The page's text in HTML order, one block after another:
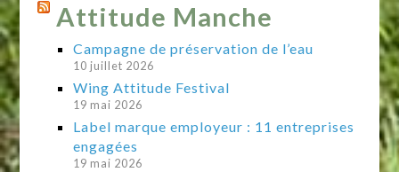
Attitude Manche
Campagne de préservation de l’eau
10 juillet 2026
Wing Attitude Festival
19 mai 2026
Label marque employeur : 11 entreprises
engagées
19 mai 2026